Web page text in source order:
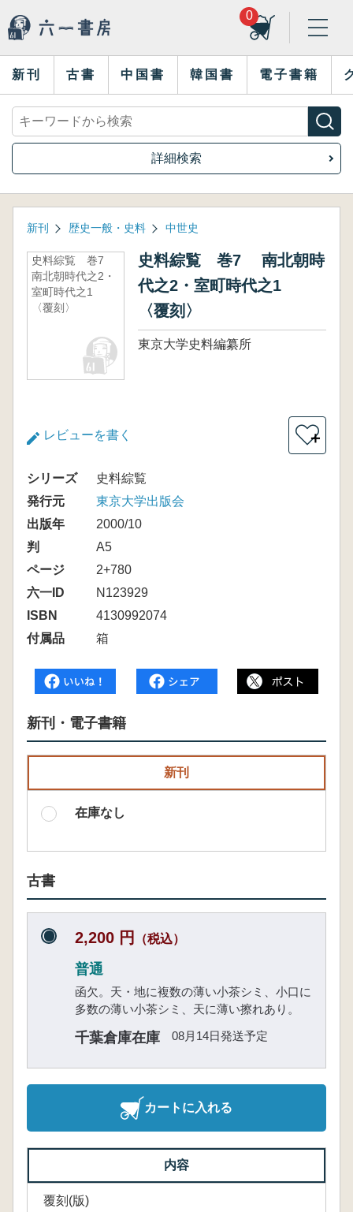
0
新刊 古書 中国書 韓国書 電子書籍
詳細検索
新刊 歴史一般・史料 中世史
史料綜覧 巻7
南北朝時代之2・
室町時代之1
〈覆刻〉
史料綜覧 巻7 南北朝時
代之2・室町時代之1
〈覆刻〉
東京大学史料編纂所
レビューを書く ＋
シリーズ
史料綜覧
発行元
東京大学出版会
出版年
2000/10
判
A5
ページ
2+780
六一ID
N123929
ISBN
4130992074
付属品
箱
新刊・電子書籍
新刊
在庫なし
古書
2,200 円 （税込）
普通
函欠。天・地に複数の薄い小茶シミ、小口に
多数の薄い小茶シミ、天に薄い擦れあり。
千葉倉庫在庫 08月14日発送予定
カートに入れる
内容
覆刻(版)